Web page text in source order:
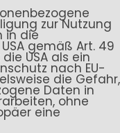
zur Nutzung
in die
gemäß Art. 49
die USA als ein
nach EU-
die Gefahr,
Daten in
ohne
eine